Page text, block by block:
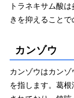
トラネキサム酸
きを抑えることで
カンゾウ
カンゾウはカン
を指します。葛